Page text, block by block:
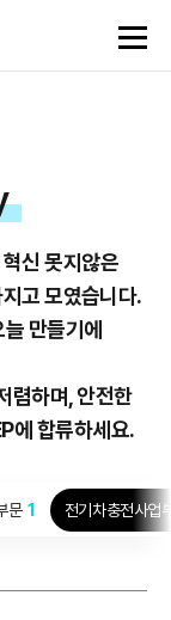
신 못지않은
고 모였습니다.
만들기에
렴하며, 안전한
에 합류하세요.
문 1 전기차충전사업